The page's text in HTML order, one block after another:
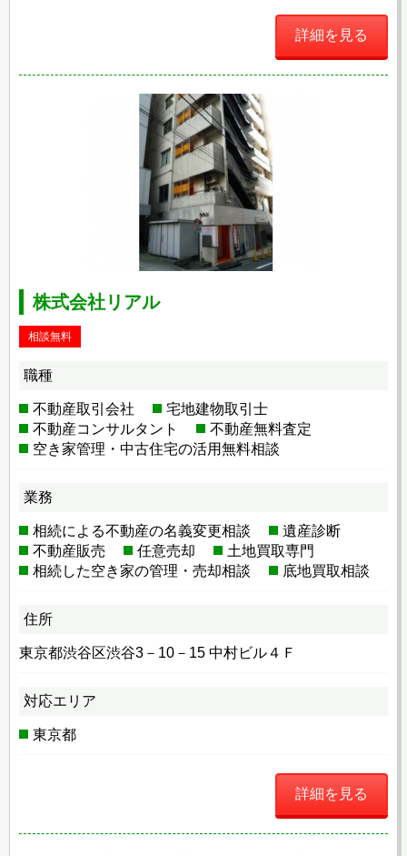
詳細を見る
株式会社リアル
相談無料
職種
不動産取引会社
宅地建物取引士
不動産コンサルタント
不動産無料査定
空き家管理・中古住宅の活用無料相談
業務
相続による不動産の名義変更相談
遺産診断
不動産販売
任意売却
土地買取専門
相続した空き家の管理・売却相談
底地買取相談
住所
東京都渋谷区渋谷3－10－15 中村ビル４Ｆ
対応エリア
東京都
詳細を見る